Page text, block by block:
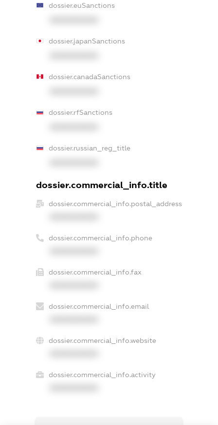
dossier.euSanctions
dossier.japanSanctions
dossier.canadaSanctions
dossier.rfSanctions
dossier.russian_reg_title
dossier.commercial_info.title
dossier.commercial_info.postal_address
dossier.commercial_info.phone
dossier.commercial_info.fax
dossier.commercial_info.email
dossier.commercial_info.website
dossier.commercial_info.activity